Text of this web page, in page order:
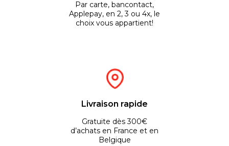
Par carte, bancontact,
Applepay, en 2, 3 ou 4x, le
choix vous appartient!
Livraison rapide
Gratuite dès 300€
d’achats en France et en
Belgique